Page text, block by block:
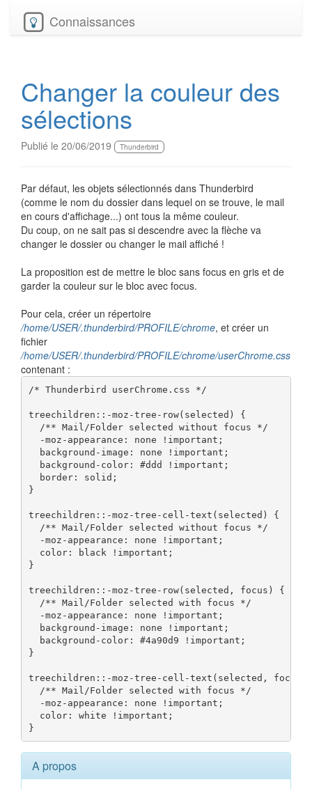
Connaissances
Changer la couleur des
sélections
Publié le 20/06/2019 Thunderbird
Par défaut, les objets sélectionnés dans Thunderbird
(comme le nom du dossier dans lequel on se trouve, le mail
en cours d'affichage...) ont tous la même couleur.
Du coup, on ne sait pas si descendre avec la flèche va
changer le dossier ou changer le mail affiché !
La proposition est de mettre le bloc sans focus en gris et de
garder la couleur sur le bloc avec focus.
Pour cela, créer un répertoire
/home/USER/.thunderbird/PROFILE/chrome, et créer un
fichier
/home/USER/.thunderbird/PROFILE/chrome/userChrome.css
contenant :
/* Thunderbird userChrome.css */
treechildren::-moz-tree-row(selected) {
  /** Mail/Folder selected without focus */
  -moz-appearance: none !important;
  background-image: none !important;
  background-color: #ddd !important;
  border: solid;
}
treechildren::-moz-tree-cell-text(selected) {
  /** Mail/Folder selected without focus */
  -moz-appearance: none !important;
  color: black !important;
}
treechildren::-moz-tree-row(selected, focus) {
  /** Mail/Folder selected with focus */
  -moz-appearance: none !important;
  background-image: none !important;
  background-color: #4a90d9 !important;
}
treechildren::-moz-tree-cell-text(selected, focus)
  /** Mail/Folder selected with focus */
  -moz-appearance: none !important;
  color: white !important;
}
A propos